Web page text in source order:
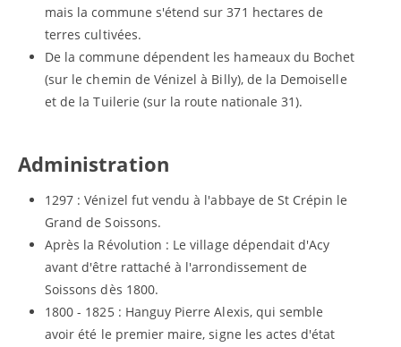
mais la commune s'étend sur 371 hectares de
terres cultivées.
De la commune dépendent les hameaux du Bochet
(sur le chemin de Vénizel à Billy), de la Demoiselle
et de la Tuilerie (sur la route nationale 31).
Administration
1297 : Vénizel fut vendu à l'abbaye de St Crépin le
Grand de Soissons.
Après la Révolution : Le village dépendait d'Acy
avant d'être rattaché à l'arrondissement de
Soissons dès 1800.
1800 - 1825 : Hanguy Pierre Alexis, qui semble
avoir été le premier maire, signe les actes d'état